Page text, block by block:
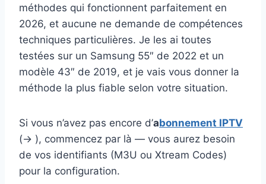
méthodes qui fonctionnent parfaitement en
2026, et aucune ne demande de compétences
techniques particulières. Je les ai toutes
testées sur un Samsung 55″ de 2022 et un
modèle 43″ de 2019, et je vais vous donner la
méthode la plus fiable selon votre situation.
Si vous n’avez pas encore d’abonnement IPTV
(→ ), commencez par là — vous aurez besoin
de vos identifiants (M3U ou Xtream Codes)
pour la configuration.